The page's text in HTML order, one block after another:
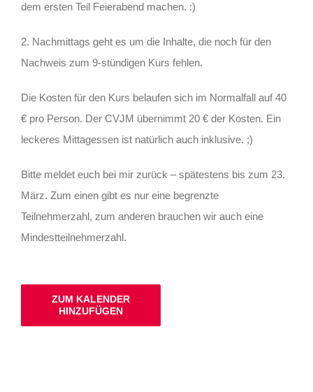
dem ersten Teil Feierabend machen. :)
2. Nachmittags geht es um die Inhalte, die noch für den
Nachweis zum 9-stündigen Kurs fehlen.
Die Kosten für den Kurs belaufen sich im Normalfall auf 40
€ pro Person. Der CVJM übernimmt 20 € der Kosten. Ein
leckeres Mittagessen ist natürlich auch inklusive. ;)
Bitte meldet euch bei mir zurück – spätestens bis zum 23.
März. Zum einen gibt es nur eine begrenzte
Teilnehmerzahl, zum anderen brauchen wir auch eine
Mindestteilnehmerzahl.
ZUM KALENDER
HINZUFÜGEN